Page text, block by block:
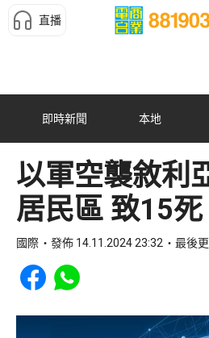
直播
即時新聞 本地
以軍空襲敘利
居民區 致15死
國際 發佈 14.11.2024 23:32 最後
Share to Facebook
Share to WhatsApp